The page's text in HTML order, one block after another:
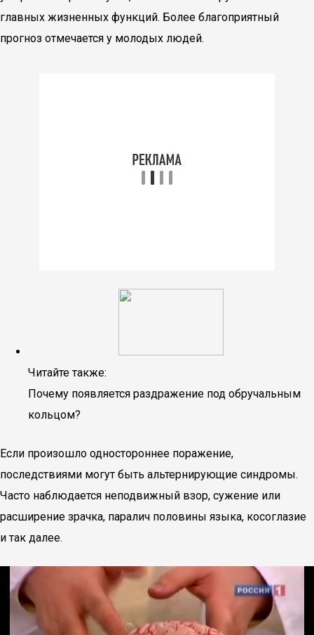
главных жизненных функций. Более благоприятный
прогноз отмечается у молодых людей.
Читайте также:
Почему появляется раздражение под обручальным
кольцом?
Если произошло одностороннее поражение,
последствиями могут быть альтернирующие синдромы.
Часто наблюдается неподвижный взор, сужение или
расширение зрачка, паралич половины языка, косоглазие
и так далее.